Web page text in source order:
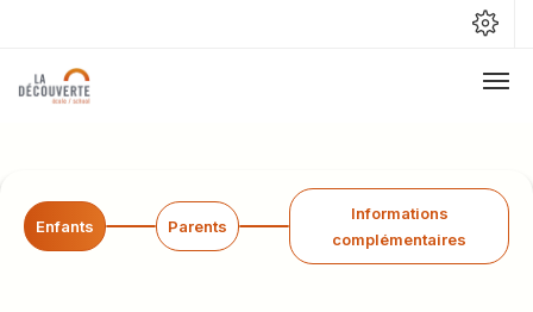
Enfants Parents
Informations
complémentaires